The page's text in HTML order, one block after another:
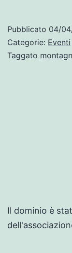
Pubblicato 04/
Categorie: Eventi
Taggato
Il dominio è